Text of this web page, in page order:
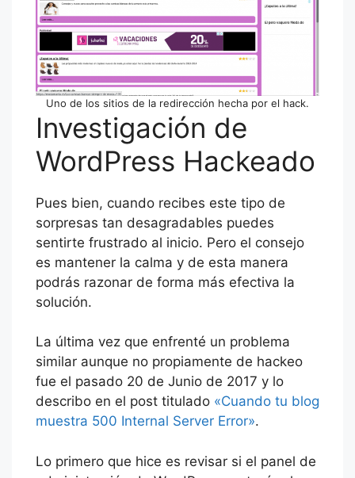
Uno de los sitios de la redirección hecha por el hack.
Investigación de
WordPress Hackeado
Pues bien, cuando recibes este tipo de
sorpresas tan desagradables puedes
sentirte frustrado al inicio. Pero el consejo
es mantener la calma y de esta manera
podrás razonar de forma más efectiva la
solución.
La última vez que enfrenté un problema
similar aunque no propiamente de hackeo
fue el pasado 20 de Junio de 2017 y lo
describo en el post titulado «Cuando tu blog
muestra 500 Internal Server Error».
Lo primero que hice es revisar si el panel de